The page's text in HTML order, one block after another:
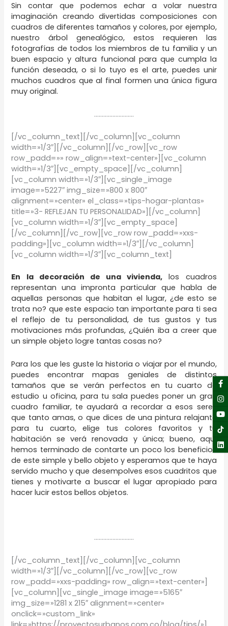
Sin contar que podemos echar a volar nuestra
imaginación creando divertidas composiciones con
cuadros de diferentes tamaños y colores, por ejemplo,
nuestro árbol genealógico, estos requieren las
fotografías de todos los miembros de tu familia y un
buen espacio y altura funcional para que cumpla la
función deseada, o si lo tuyo es el arte, puedes unir
muchos cuadros que al final formen una única figura
muy original.
……………………..
[/vc_column_text][/vc_column][vc_column
width=»1/3″][/vc_column][/vc_row][vc_row
row_padd=»» row_align=»text-center»][vc_column
width=»1/3″][vc_empty_space][/vc_column]
[vc_column width=»1/3″][vc_single_image
image=»5227″ img_size=»800 x 800″
alignment=»center» el_class=»tips-hogar-plantas»
title=»3- REFLEJAN TU PERSONALIDAD»][/vc_column]
[vc_column width=»1/3″][vc_empty_space]
[/vc_column][/vc_row][vc_row row_padd=»xxs-
padding»][vc_column width=»1/3″][/vc_column]
[vc_column width=»1/3″][vc_column_text]
En la decoración de una vivienda, los cuadros
representan una impronta particular que habla de
aquellas personas que habitan el lugar, ¿de esto se
trata no? que este espacio tan importante para ti sea
el reflejo de tu personalidad, de tus gustos y tus
motivaciones más profundas, ¿Quién iba a creer que
un simple objeto logre tantas cosas no?
Para los que les guste la historia o viajar por el mundo,
puedes encontrar mapas geniales de distintos
tamaños que se verán perfectos en tu cuarto de
estudio u oficina, para tu sala puedes poner un gran
cuadro familiar, te ayudará a recordar a esos seres
que tanto amas, o que dices de una pintura relajante
para tu cuarto, elige tus colores favoritos y tu
habitación se verá renovada y única; bueno, aquí
hemos terminado de contarte un poco los beneficios
de este simple y bello objeto y esperamos que te haya
servido mucho y que desempolves esos cuadritos que
tienes y motivarte a buscar el lugar apropiado para
hacer lucir estos bellos objetos.
……………………..
[/vc_column_text][/vc_column][vc_column
width=»1/3″][/vc_column][/vc_row][vc_row
row_padd=»xxs-padding» row_align=»text-center»]
[vc_column][vc_single_image image=»5165″
img_size=»1281 x 215″ alignment=»center»
onclick=»custom_link»
f